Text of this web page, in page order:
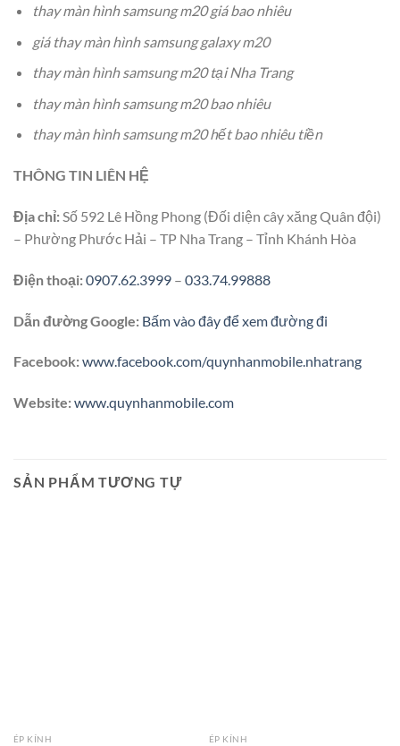
thay màn hình samsung m20 giá bao nhiêu
giá thay màn hình samsung galaxy m20
thay màn hình samsung m20 tại Nha Trang
thay màn hình samsung m20 bao nhiêu
thay màn hình samsung m20 hết bao nhiêu tiền
THÔNG TIN LIÊN HỆ
Địa chỉ:Số 592 Lê Hồng Phong (Đối diện cây xăng Quân đội)
– Phường Phước Hải – TP Nha Trang – Tỉnh Khánh Hòa
Điện thoại:0907.62.3999 – 033.74.99888
Dẫn đường Google: Bấm vào đây để xem đường đi
Facebook:www.facebook.com/quynhanmobile.nhatrang
Website:www.quynhanmobile.com
SẢN PHẨM TƯƠNG TỰ
ÉP KÍNH ÉP KÍNH